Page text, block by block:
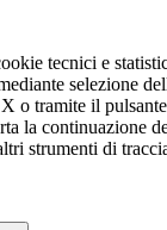
tecnici e
selezione
o tramite il
la continuazione
strumenti di